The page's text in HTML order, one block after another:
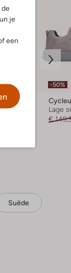
de
je
een
-50%
Lage
€
Suède